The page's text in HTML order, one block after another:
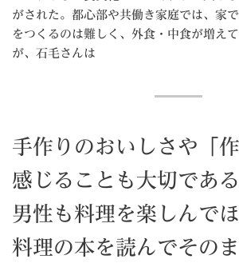
がされた。都心部や共働き家庭では、家
をつくるのは難しく、外食・中食が増え
が、石毛さんは
手作りのおいしさや「
感じることも大切である
男性も料理を楽しんでほ
料理の本を読んでその